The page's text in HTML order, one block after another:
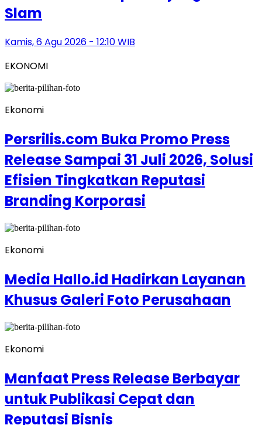
Slam
Kamis, 6 Agu 2026 - 12:10 WIB
EKONOMI
Ekonomi
Persrilis.com Buka Promo Press
Release Sampai 31 Juli 2026, Solusi
Efisien Tingkatkan Reputasi
Branding Korporasi
Ekonomi
Media Hallo.id Hadirkan Layanan
Khusus Galeri Foto Perusahaan
Ekonomi
Manfaat Press Release Berbayar
untuk Publikasi Cepat dan
Reputasi Bisnis